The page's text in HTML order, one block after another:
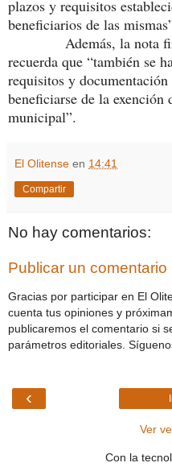
plazos y requisitos
beneficiarios de las
Además, la nota
recuerda que “también se
requisitos y documentación
beneficiarse de la
municipal”.
El Olitense en 14:41
Compartir
No hay comentarios:
Publicar un comentario
Gracias por participar en El
cuenta tus opiniones y
publicaremos el comentario si
parámetros editoriales.
‹
Ver
Con la